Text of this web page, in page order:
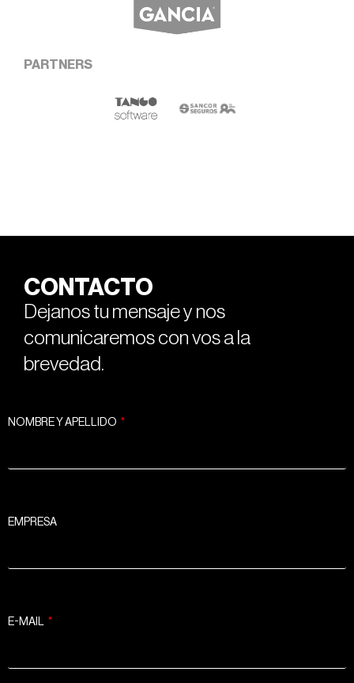
PARTNERS
CONTACTO
Dejanos tu mensaje y nos
comunicaremos con vos a la
brevedad.
NOMBRE Y APELLIDO
EMPRESA
E-MAIL